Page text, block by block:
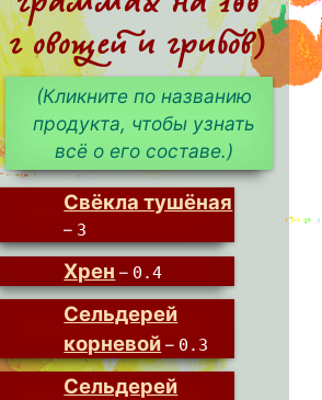
г овощей и грибов)
(Кликните по названию
продукта, чтобы узнать
всё о его составе.)
Свёкла тушёная
– 3
Хрен – 0.4
Сельдерей
корневой – 0.3
Сельдерей